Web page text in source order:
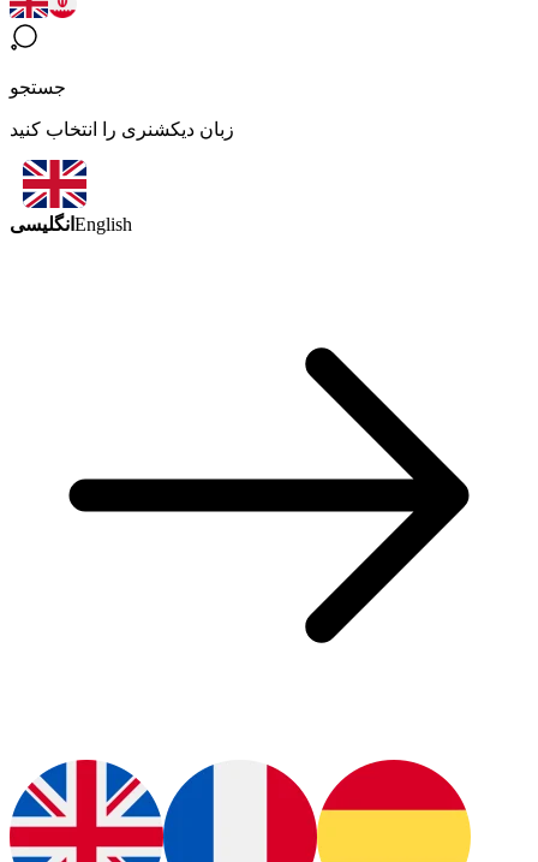
جستجو
زبان دیکشنری را انتخاب کنید
انگلیسی English